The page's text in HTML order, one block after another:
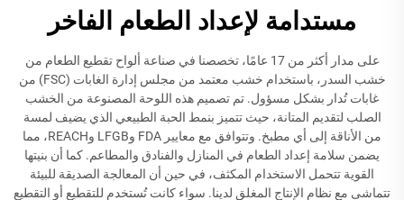
مستدامة لإعداد الطعام الفاخر
على مدار أكثر من 17 عامًا، تخصصنا في صناعة ألواح تقطيع الطعام من
خشب السدر، باستخدام خشب معتمد من مجلس إدارة الغابات (FSC) من
غابات تُدار بشكل مسؤول. تم تصميم هذه اللوحة المصنوعة من الخشب
الصلب لتقديم المتانة، حيث تتميز بنمط الحبة الطبيعي الذي يضيف لمسة
من الأناقة إلى أي مطبخ. وتتوافق مع معايير FDA وLFGB وREACH، مما
يضمن سلامة إعداد الطعام في المنازل والفنادق والمطاعم. كما أن بنيتها
القوية تتحمل الاستخدام المكثف، في حين أن المعالجة الصديقة للبيئة
تتماشى مع نظام الإنتاج المغلق لدينا. سواء كانت تُستخدم للتقطيع أو التقطيع